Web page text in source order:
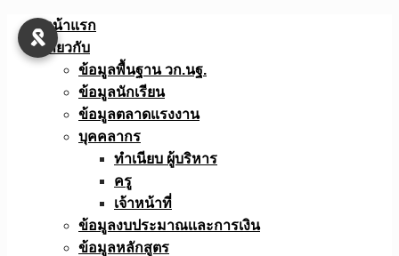
Skip
หน้าแรก
เกี่ยวกับ
ข้อมูลพื้นฐาน วก.นฐ.
ข้อมูลนักเรียน
ข้อมูลตลาดแรงงาน
บุคคลากร
ทำเนียบ ผู้บริหาร
ครู
เจ้าหน้าที่
ข้อมูลงบประมาณเเละการเงิน
ข้อมูลหลักสูตร